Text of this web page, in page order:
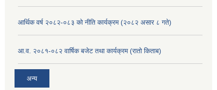
आर्थिक वर्ष २०८२-०८३ को नीति कार्यक्रम (२०८२ असार ८ गते)
आ.व. २०८१-०८२ वार्षिक बजेट तथा कार्यक्रम (रातो किताब)
अन्य